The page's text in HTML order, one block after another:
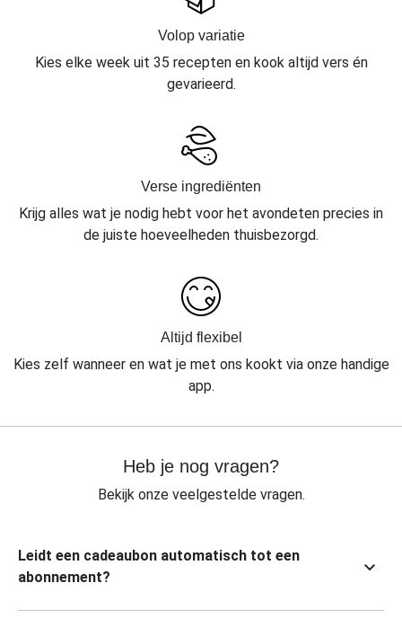
Volop variatie
Kies elke week uit 35 recepten en kook altijd vers én
gevarieerd.
Verse ingrediënten
Krijg alles wat je nodig hebt voor het avondeten precies in
de juiste hoeveelheden thuisbezorgd.
Altijd flexibel
Kies zelf wanneer en wat je met ons kookt via onze handige
app.
Heb je nog vragen?
Bekijk onze veelgestelde vragen.
Leidt een cadeaubon automatisch tot een
abonnement?